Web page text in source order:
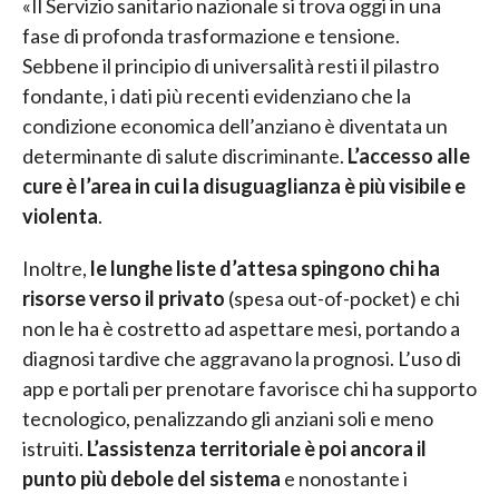
«Il Servizio sanitario nazionale si trova oggi in una
fase di profonda trasformazione e tensione.
Sebbene il principio di universalità resti il pilastro
fondante, i dati più recenti evidenziano che la
condizione economica dell’anziano è diventata un
determinante di salute discriminante. L’accesso alle
cure è l’area in cui la disuguaglianza è più visibile e
violenta.
Inoltre, le lunghe liste d’attesa spingono chi ha
risorse verso il privato (spesa out-of-pocket) e chi
non le ha è costretto ad aspettare mesi, portando a
diagnosi tardive che aggravano la prognosi. L’uso di
app e portali per prenotare favorisce chi ha supporto
tecnologico, penalizzando gli anziani soli e meno
istruiti. L’assistenza territoriale è poi ancora il
punto più debole del sistema e nonostante i